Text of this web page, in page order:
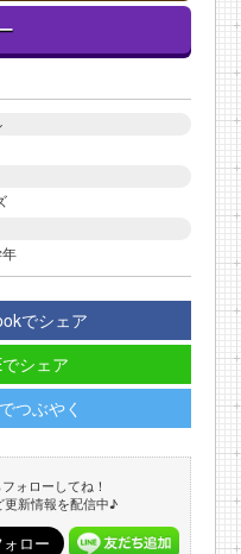
でシェア
シェア
つぶやく
ォローしてね！
更新情報を配信中♪